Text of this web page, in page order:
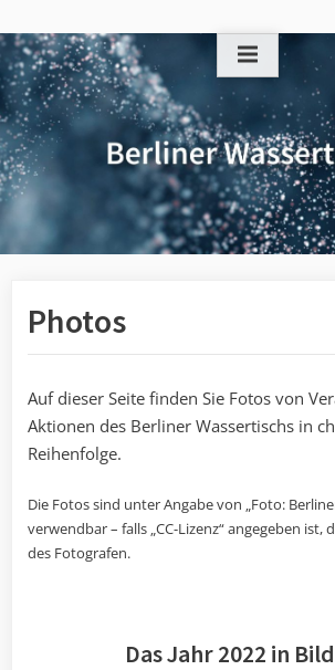
to
content
Photos
Auf dieser Seite finden Sie Fotos von
Aktionen des Berliner Wassertischs in
Reihenfolge.
Die Fotos sind unter Angabe von „Foto:
verwendbar – falls „CC-Lizenz“ angegeben ist,
des Fotografen.
Das Jahr 2022 in